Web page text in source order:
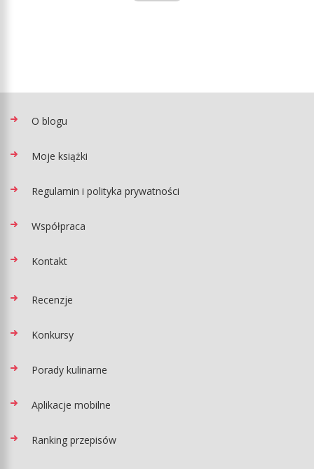
O blogu
Moje książki
Regulamin i polityka prywatności
Współpraca
Kontakt
Recenzje
Konkursy
Porady kulinarne
Aplikacje mobilne
Ranking przepisów